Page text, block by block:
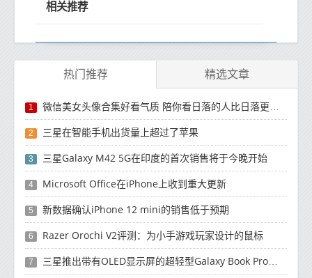
相关推荐
热门推荐 精选文章
1 微信美女头像合集好看气质 陪你看日落的人比日落更浪漫
2 三星在智能手机出货量上超过了苹果
3 三星Galaxy M42 5G在印度的首次销售将于今晚开始
4 Microsoft Office在iPhone上收到重大更新
5 新数据确认iPhone 12 mini的销售低于预期
6 Razer Orochi V2评测：为小手游戏玩家设计的鼠标
7 三星推出带有OLED显示屏的超轻型Galaxy Book Pro和Galaxy Book Pro 360笔记本电脑